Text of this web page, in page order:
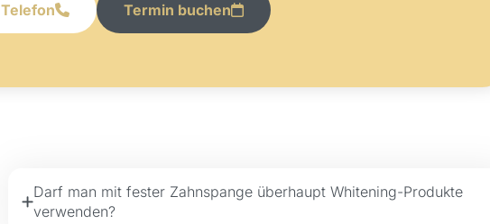
Telefon Termin buchen
Darf man mit fester Zahnspange überhaupt Whitening-Produkte
verwenden?